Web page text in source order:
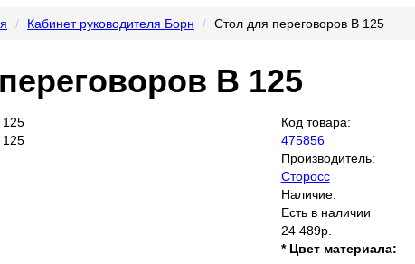
Кабинет руководителя Борн Стол для переговоров В 125
В 125
Код товара:
475856
Производитель:
Сторосс
Наличие:
Есть в наличии
24 489р.
* Цвет материала: